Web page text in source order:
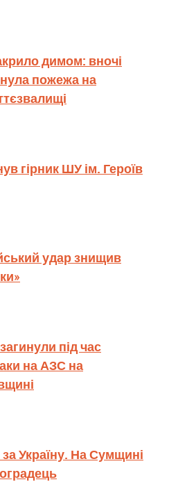
димом: вночі
пожежа на
гірник ШУ ім. Героїв
удар знищив
під час
на АЗС на
Україну. На Сумщині